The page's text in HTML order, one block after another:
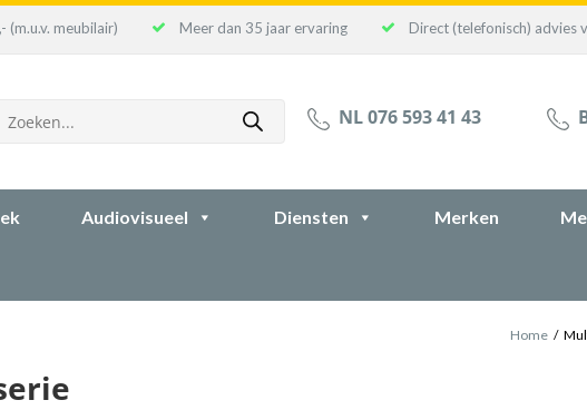
(m.u.v. meubilair) Meer dan 35 jaar ervaring Direct (telefonisch) advies
NL 076 593 41 43
Audiovisueel Diensten Merken
Home /